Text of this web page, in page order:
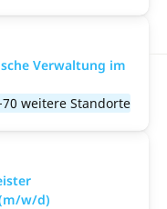
Verwaltung im
weitere Standorte
w/d)